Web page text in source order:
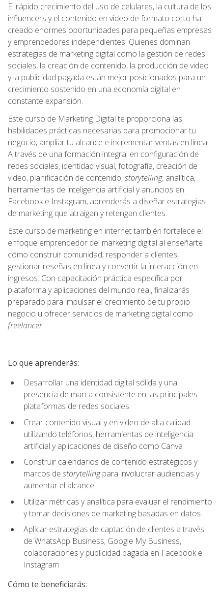
El rápido crecimiento del uso de celulares, la cultura de los
influencers y el contenido en video de formato corto ha
creado enormes oportunidades para pequeñas empresas
y emprendedores independientes. Quienes dominan
estrategias de marketing digital como la gestión de redes
sociales, la creación de contenido, la producción de video
y la publicidad pagada están mejor posicionados para un
crecimiento sostenido en una economía digital en
constante expansión.
Este curso de Marketing Digital te proporciona las
habilidades prácticas necesarias para promocionar tu
negocio, ampliar tu alcance e incrementar ventas en línea.
A través de una formación integral en configuración de
redes sociales, identidad visual, fotografía, creación de
video, planificación de contenido,storytelling, analítica,
herramientas de inteligencia artificial y anuncios en
Facebook e Instagram, aprenderás a diseñar estrategias
de marketing que atraigan y retengan clientes.
Este curso de marketing en internet también fortalece el
enfoque emprendedor del marketing digital al enseñarte
cómo construir comunidad, responder a clientes,
gestionar reseñas en línea y convertir la interacción en
ingresos. Con capacitación práctica específica por
plataforma y aplicaciones del mundo real, finalizarás
preparado para impulsar el crecimiento de tu propio
negocio u ofrecer servicios de marketing digital como
freelancer.
Lo que aprenderás:
Desarrollar una identidad digital sólida y una
presencia de marca consistente en las principales
plataformas de redes sociales
Crear contenido visual y en video de alta calidad
utilizando teléfonos, herramientas de inteligencia
artificial y aplicaciones de diseño como Canva
Construir calendarios de contenido estratégicos y
marcos de storytellingpara involucrar audiencias y
aumentar el alcance
Utilizar métricas y analítica para evaluar el rendimiento
y tomar decisiones de marketing basadas en datos
Aplicar estrategias de captación de clientes a través
de WhatsApp Business, Google My Business,
colaboraciones y publicidad pagada en Facebook e
Instagram
Cómo te beneficiarás: